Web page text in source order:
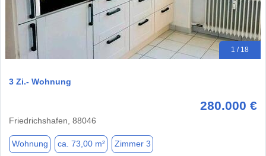
1 / 18
3 Zi.- Wohnung
280.000 €
Friedrichshafen, 88046
Wohnung ca. 73,00 m² Zimmer 3